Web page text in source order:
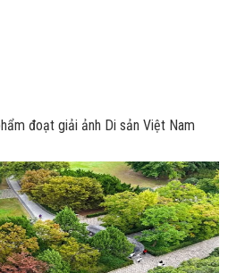
đoạt giải ảnh Di sản Việt Nam